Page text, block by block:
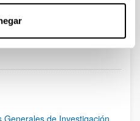
Use TAB para desplazarse.
Página
de Investigación